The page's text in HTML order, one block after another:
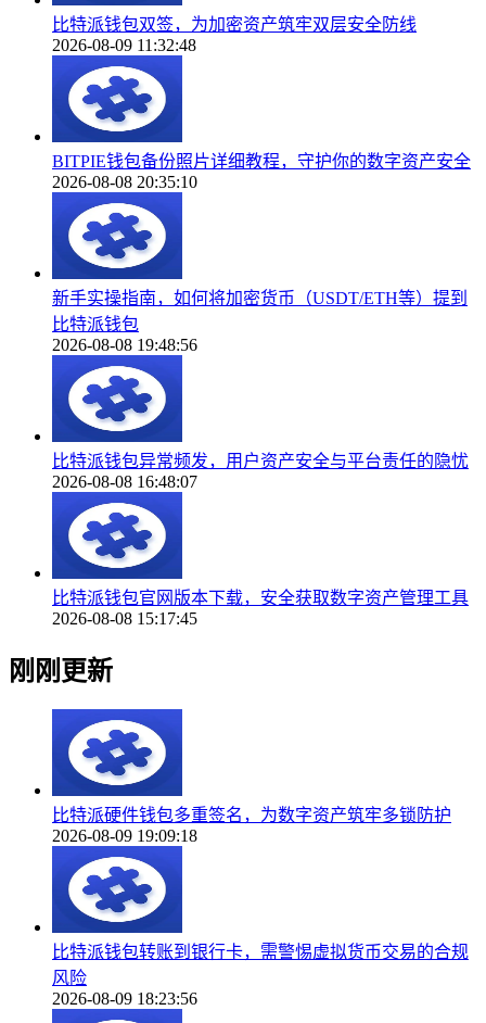
比特派钱包双签，为加密资产筑牢双层安全防线
2026-08-09 11:32:48
BITPIE钱包备份照片详细教程，守护你的数字资产安全
2026-08-08 20:35:10
新手实操指南，如何将加密货币（USDT/ETH等）提到
比特派钱包
2026-08-08 19:48:56
比特派钱包异常频发，用户资产安全与平台责任的隐忧
2026-08-08 16:48:07
比特派钱包官网版本下载，安全获取数字资产管理工具
2026-08-08 15:17:45
刚刚更新
比特派硬件钱包多重签名，为数字资产筑牢多锁防护
2026-08-09 19:09:18
比特派钱包转账到银行卡，需警惕虚拟货币交易的合规
风险
2026-08-09 18:23:56